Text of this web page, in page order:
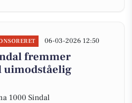
06-03-2026 12:50
fremmer
uimodståelig
1000 Sindal